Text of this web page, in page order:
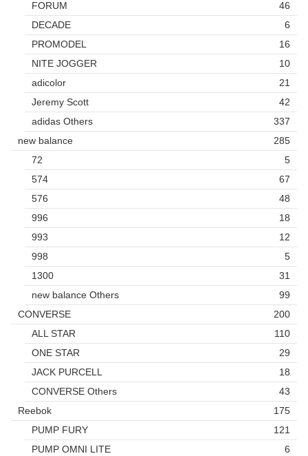
FORUM
46
DECADE
6
PROMODEL
16
NITE JOGGER
10
adicolor
21
Jeremy Scott
42
adidas Others
337
new balance
285
72
5
574
67
576
48
996
18
993
12
998
5
1300
31
new balance Others
99
CONVERSE
200
ALL STAR
110
ONE STAR
29
JACK PURCELL
18
CONVERSE Others
43
Reebok
175
PUMP FURY
121
PUMP OMNI LITE
6